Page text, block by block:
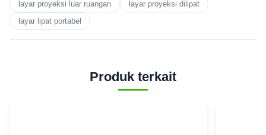
layar proyeksi luar ruangan
layar proyeksi dilipat
layar lipat portabel
Produk terkait